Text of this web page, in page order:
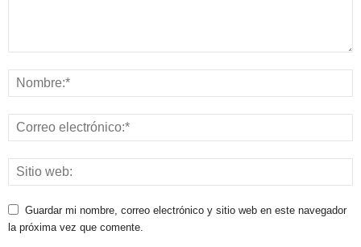
Guardar mi nombre, correo electrónico y sitio web en este navegador
la próxima vez que comente.